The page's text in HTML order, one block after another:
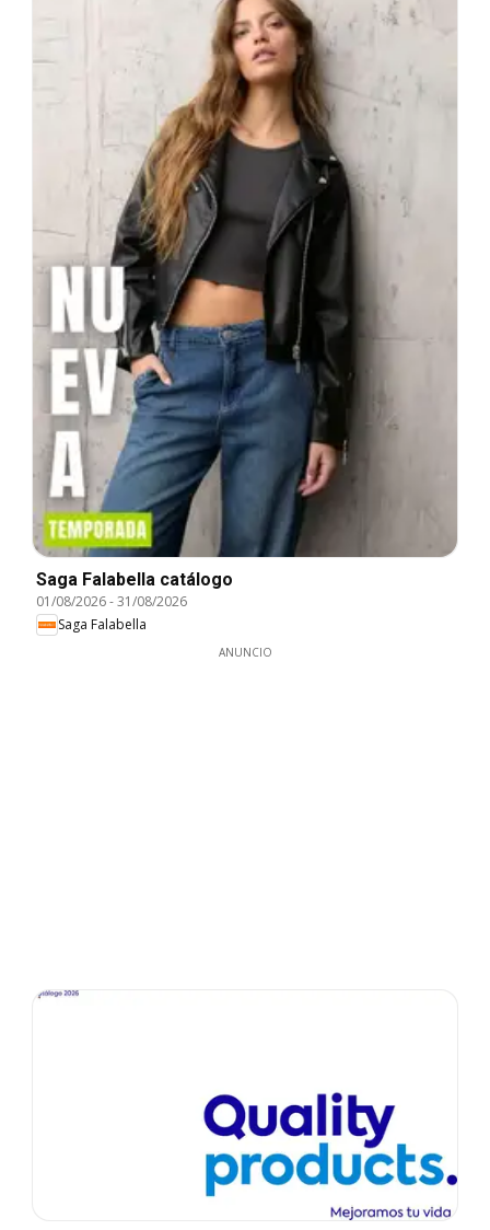
Saga Falabella catálogo
01/08/2026-31/08/2026
Saga Falabella
ANUNCIO